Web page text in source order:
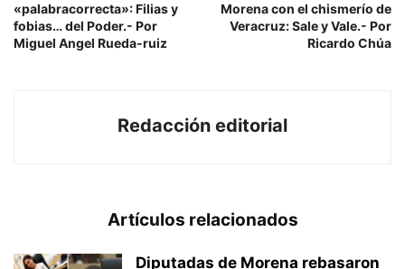
«palabracorrecta»: Filias y
fobias… del Poder.- Por
Miguel Angel Rueda-ruiz
Morena con el chismerío de
Veracruz: Sale y Vale.- Por
Ricardo Chúa
Redacción editorial
Artículos relacionados
Diputadas de Morena rebasaron